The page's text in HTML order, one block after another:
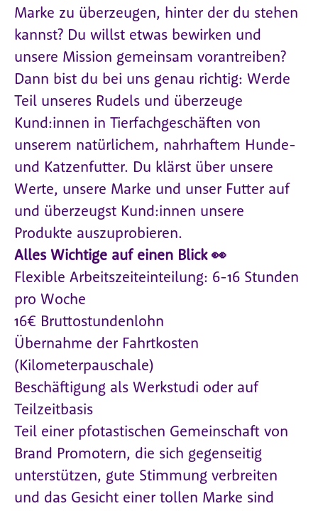
Marke zu überzeugen, hinter der du stehen
kannst? Du willst etwas bewirken und
unsere Mission gemeinsam vorantreiben?
Dann bist du bei uns genau richtig: Werde
Teil unseres Rudels und überzeuge
Kund:innen in Tierfachgeschäften von
unserem natürlichem, nahrhaftem Hunde-
und Katzenfutter. Du klärst über unsere
Werte, unsere Marke und unser Futter auf
und überzeugst Kund:innen unsere
Produkte auszuprobieren.
Alles Wichtige auf einen Blick 👀
Flexible Arbeitszeiteinteilung: 6-16 Stunden
pro Woche
16€ Bruttostundenlohn
Übernahme der Fahrtkosten
(Kilometerpauschale)
Beschäftigung als Werkstudi oder auf
Teilzeitbasis
Teil einer pfotastischen Gemeinschaft von
Brand Promotern, die sich gegenseitig
unterstützen, gute Stimmung verbreiten
und das Gesicht einer tollen Marke sind